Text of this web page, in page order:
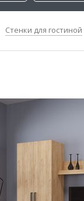
Стенки для гостиной